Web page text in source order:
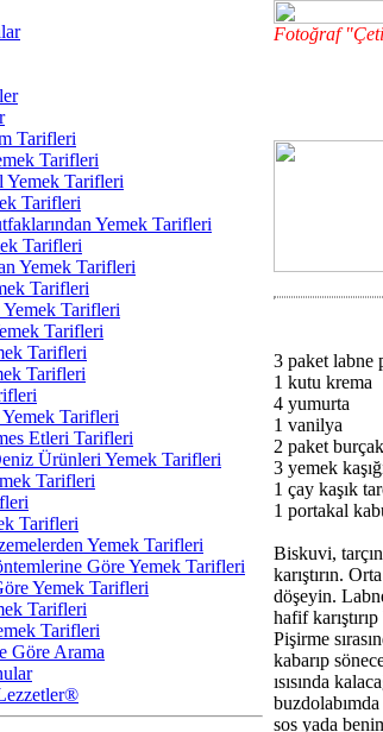
Tarifleri
Tarifleri
Yemek Tarifleri
Tarifleri
Yemek Tarifleri
Tarifleri
Yemek Tarifleri
Tarifleri
Yemek Tarifleri
Tarifleri
Tarifleri
Tarifleri
Yemek Tarifleri
Etleri Tarifleri
Ürünleri Yemek Tarifleri
Tarifleri
Tarifleri
Yemek Tarifleri
Göre Yemek Tarifleri
Yemek Tarifleri
Tarifleri
Tarifleri
Göre Arama
Fotoğraf
3 paket labne
1 kutu krema
4 yumurta
1 vanilya
2 paket
3 yemek
1 çay kaşık
1 portakal
Biskuvi,
karıştırın.
döşeyin.
hafif
Pişirme
kabarıp
ısısında
sos yada